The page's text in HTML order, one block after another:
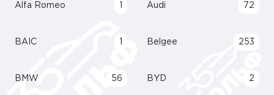
Alfa Romeo Audi 72
BAIC Belgee 253
BMW 56 BYD 2